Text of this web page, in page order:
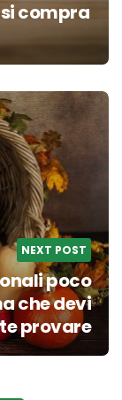
compra
NEXT POST
poco
che devi
provare